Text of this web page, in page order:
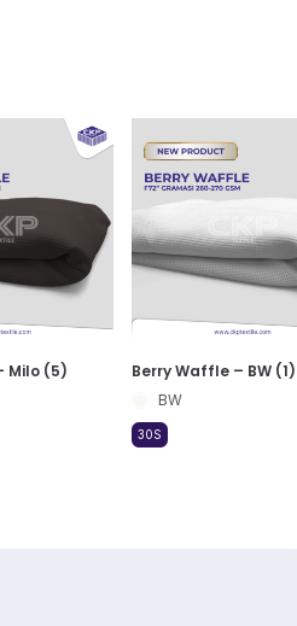
Milo (5)
Berry Waffle – BW (1)
BW
30S